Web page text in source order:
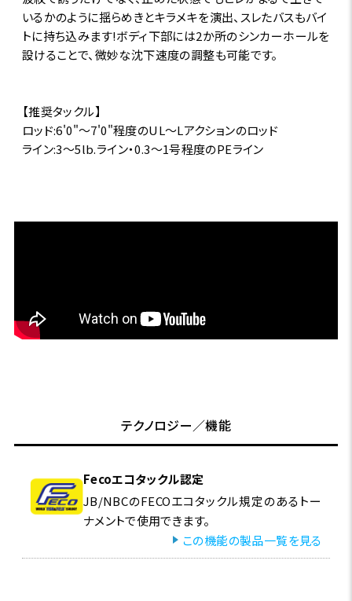
いるかのように揺らめきとキラメキを演出、スレたバスもバイ
トに持ち込みます!ボディ下部には2か所のシンカーホールを
設けることで、微妙な沈下速度の調整も可能です。
【推奨タックル】
ロッド:6'0"～7'0"程度のUL～Lアクションのロッド
ライン:3～5lb.ライン・0.3～1号程度のPEライン
テクノロジー／機能
Fecoエコタックル認定
JB/NBCのFECOエコタックル規定のあるトー
ナメントで使用できます。
この機能の製品一覧を見る